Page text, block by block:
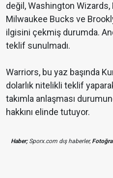
değil, Washington
Milwaukee Bucks ve
ilgisini çekmiş durumda.
teklif sunulmadı.
Warriors, bu yaz başında
dolarlık nitelikli teklif
takımla anlaşması
hakkını elinde tutuyor.
Haber;Sporx.com dış haberler,